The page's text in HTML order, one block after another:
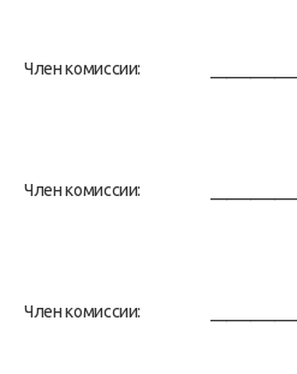
Член комиссии:
Член комиссии:
Член комиссии: